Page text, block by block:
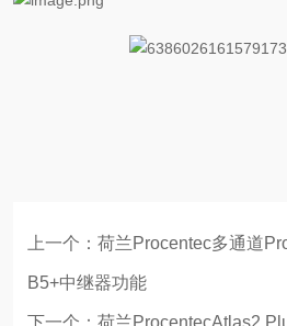
上一个： 荷兰Procentec多通道
B5+中继器功能
下一个： 荷兰ProcentecAtlas2